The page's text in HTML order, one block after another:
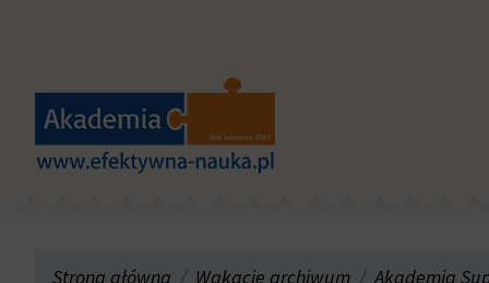
Strona główna Wakacje archiwum Akademia